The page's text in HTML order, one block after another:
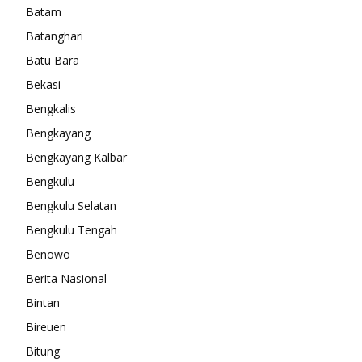
Batam
Batanghari
Batu Bara
Bekasi
Bengkalis
Bengkayang
Bengkayang Kalbar
Bengkulu
Bengkulu Selatan
Bengkulu Tengah
Benowo
Berita Nasional
Bintan
Bireuen
Bitung